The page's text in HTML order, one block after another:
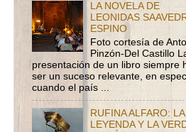
LA NOVELA DE
LEONIDAS
ESPINO
Foto cortesía de
Pinzón-Del Castillo
presentación de un libro siempre
ser un suceso relevante, en
cuando el país ...
RUFINA ALFARO: LA
LEYENDA Y LA